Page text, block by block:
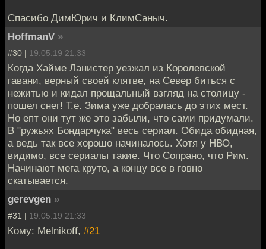
Спасибо ДимЮрич и КлимСаныч.
HoffmanV »
#30 | 19.05.19 21:33
Когда Хайме Ланистер уезжал из Королевской
гавани, верный своей клятве, на Север биться с
нежитью и кидал прощальный взгляд на столицу -
пошел снег! Т.е. Зима уже добралась до этих мест.
Но епт они тут же это забыли, что сами придумали.
В "ружьях Бондарчука" весь сериал. Обида обидная,
а ведь так все хорошо начиналось. Хотя у НВО,
видимо, все сериалы такие. Что Сопрано, что Рим.
Начинают мега круто, а концу все в говно
скатывается.
gerevgen »
#31 | 19.05.19 21:33
Кому: Melnikoff, #21